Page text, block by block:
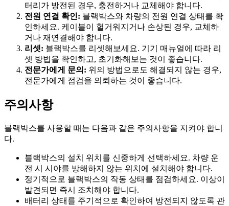
터리가 방전된 경우, 충전하거나 교체해야 합니다.
전원 연결 확인: 블랙박스와 차량의 전원 연결 상태를 확
인하세요. 케이블이 헐거워지거나 손상된 경우, 교체하
거나 재연결해야 합니다.
리셋: 블랙박스를 리셋해보세요. 기기 매뉴얼에 따라 리
셋 방법을 확인하고, 초기화해보는 것이 좋습니다.
전문가에게 문의: 위의 방법으로도 해결되지 않는 경우,
전문가에게 점검을 의뢰하는 것이 좋습니다.
주의사항
블랙박스를 사용할 때는 다음과 같은 주의사항을 지켜야 합니
다.
블랙박스의 설치 위치를 신중하게 선택하세요. 차량 운
전 시 시야를 방해하지 않는 위치에 설치해야 합니다.
정기적으로 블랙박스의 작동 상태를 점검하세요. 이상이
발견되면 즉시 조치해야 합니다.
배터리 상태를 주기적으로 확인하여 방전되지 않도록 관